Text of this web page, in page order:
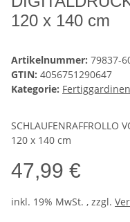
120 x 140 cm
Artikelnummer: 79837-
GTIN: 4056751290647
Kategorie: Fertiggardinen
SCHLAUFENRAFFROLLO
120 x 140 cm
47,99 €
inkl. 19% MwSt. , zzgl.